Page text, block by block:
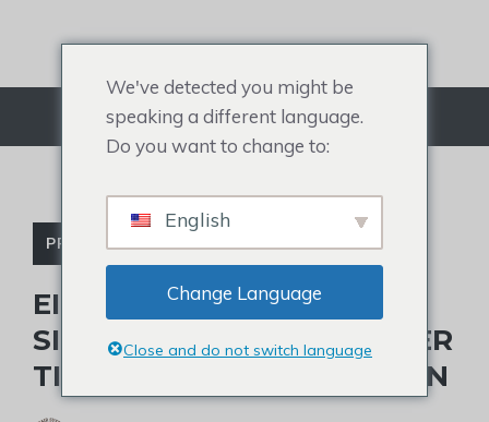
Menü
PROMI-TOUPET
EIN DUTZEND DINGE, DIE
SIE VIELLEICHT NICHT ÜBER
TIM MCGRAW HAIR WISSEN
We've detected you might be
speaking a different language.
Do you want to change to:
English
Change Language
Close and do not switch language